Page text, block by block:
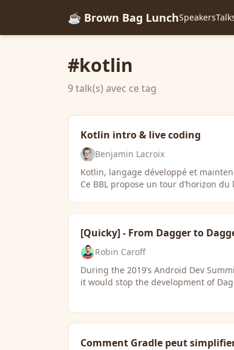
☕ Brown Bag LunchSpeakers
#kotlin
9 talk(s) avec ce tag
Kotlin intro & live coding
Benjamin Lacroix
Kotlin, langage développé et
Ce BBL propose un tour d’horizon
[Quicky] - From Dagger to
Robin Caroff
During the 2019’s Android Dev
it would stop the development of
Comment Gradle peut